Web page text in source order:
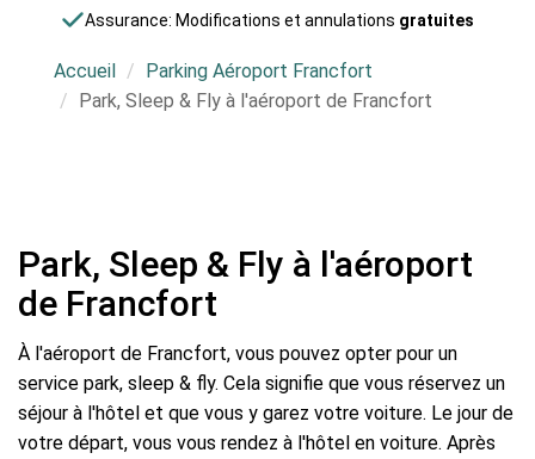
Assurance: Modifications et annulations gratuites
Accueil
Parking Aéroport Francfort
Park, Sleep & Fly à l'aéroport de Francfort
Park, Sleep & Fly à l'aéroport
de Francfort
À l'aéroport de Francfort, vous pouvez opter pour un
service park, sleep & fly. Cela signifie que vous réservez un
séjour à l'hôtel et que vous y garez votre voiture. Le jour de
votre départ, vous vous rendez à l'hôtel en voiture. Après